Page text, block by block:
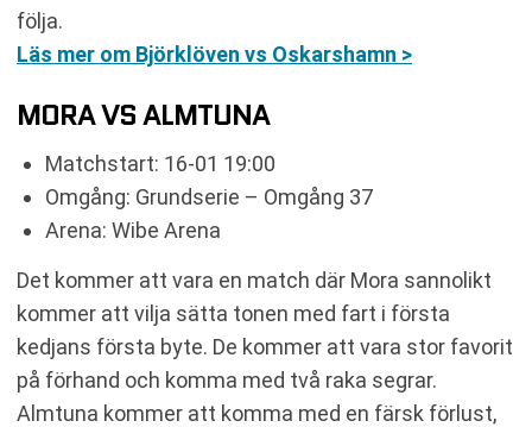
följa.
Läs mer om Björklöven vs Oskarshamn >
MORA VS ALMTUNA
Matchstart: 16-01 19:00
Omgång: Grundserie – Omgång 37
Arena: Wibe Arena
Det kommer att vara en match där Mora sannolikt
kommer att vilja sätta tonen med fart i första
kedjans första byte. De kommer att vara stor favorit
på förhand och komma med två raka segrar.
Almtuna kommer att komma med en färsk förlust,